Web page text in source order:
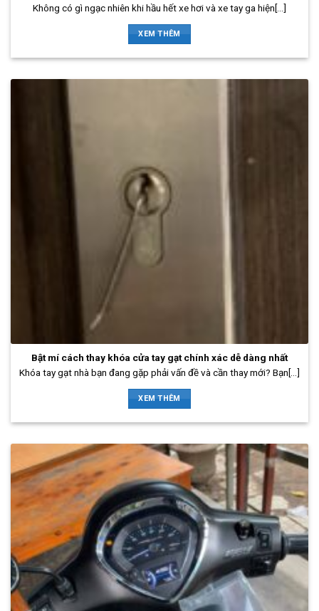
Không có gì ngạc nhiên khi hầu hết xe hơi và xe tay ga hiện[...]
XEM THÊM
Bật mí cách thay khóa cửa tay gạt chính xác dễ dàng nhất
Khóa tay gạt nhà bạn đang gặp phải vấn đề và cần thay mới? Bạn[...]
XEM THÊM